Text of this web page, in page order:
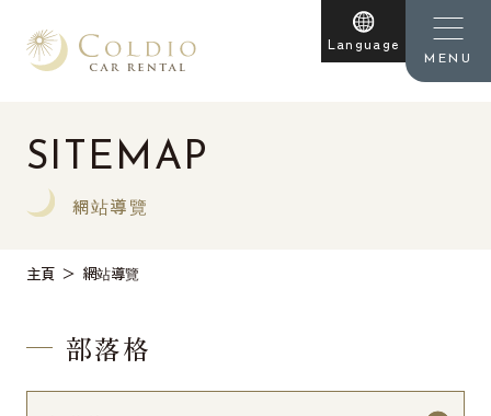
Language
MENU
SITEMAP
網站導覽
主頁 網站導覽
部落格